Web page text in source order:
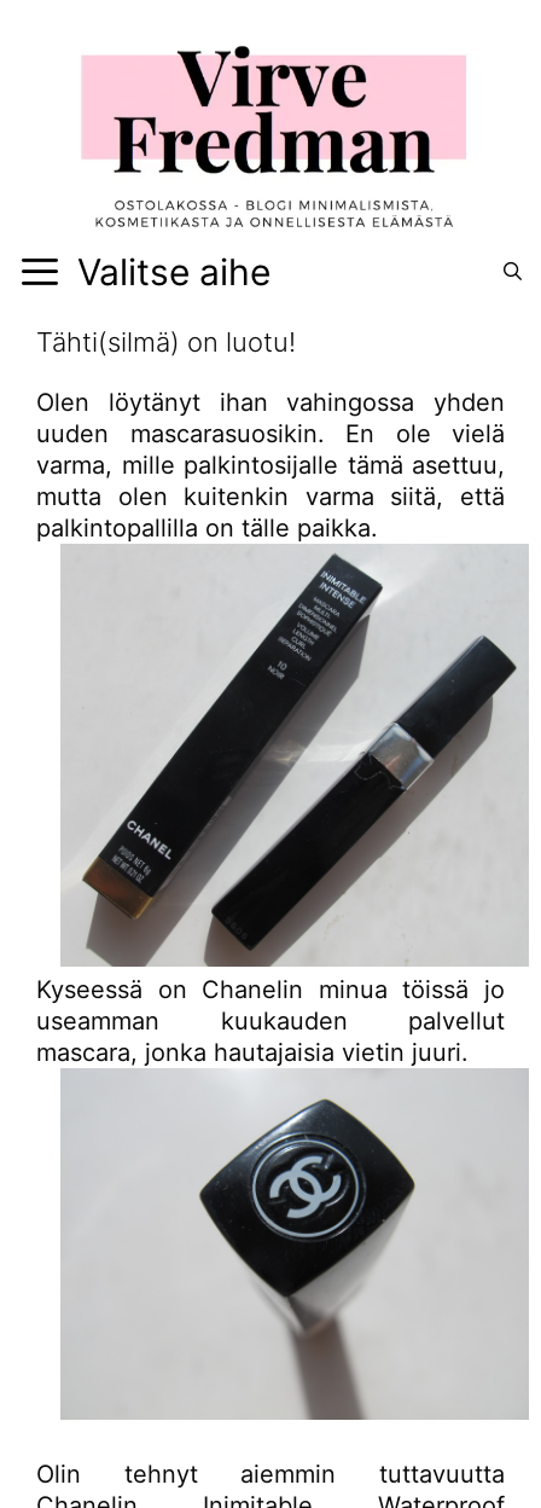
Valitse aihe
Tähti(silmä) on luotu!
Olen löytänyt ihan vahingossa yhden
uuden mascarasuosikin. En ole vielä
varma, mille palkintosijalle tämä asettuu,
mutta olen kuitenkin varma siitä, että
palkintopallilla on tälle paikka.
Kyseessä on Chanelin minua töissä jo
useamman kuukauden palvellut
mascara, jonka hautajaisia vietin juuri.
Olin tehnyt aiemmin tuttavuutta